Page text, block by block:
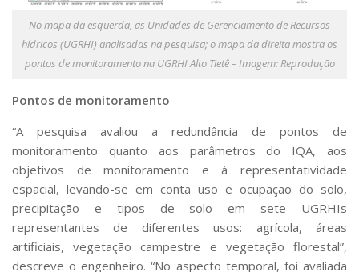
No mapa da esquerda, as Unidades de Gerenciamento de Recursos
hídricos (UGRHI) analisadas na pesquisa; o mapa da direita mostra os
pontos de monitoramento na UGRHI Alto Tietê – Imagem: Reprodução
Pontos de monitoramento
“A pesquisa avaliou a redundância de pontos de
monitoramento quanto aos parâmetros do IQA, aos
objetivos de monitoramento e à representatividade
espacial, levando-se em conta uso e ocupação do solo,
precipitação e tipos de solo em sete UGRHIs
representantes de diferentes usos: agrícola, áreas
artificiais, vegetação campestre e vegetação florestal”,
descreve o engenheiro. “No aspecto temporal, foi avaliada